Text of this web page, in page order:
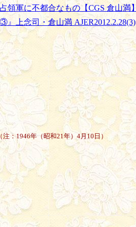
領軍に不都合なもの【CGS 倉山満】
』上念司・倉山満 AJER2012.2.28(3)
（注：1946年（昭和21年）4月10日）